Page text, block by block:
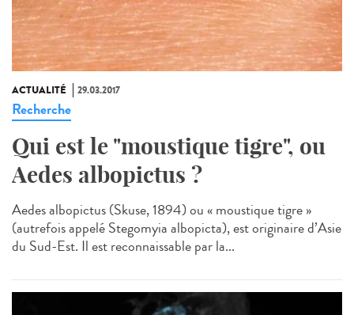
ACTUALITÉ 29.03.2017
Recherche
Qui est le "moustique tigre", ou
Aedes albopictus ?
Aedes albopictus (Skuse, 1894) ou « moustique tigre »
(autrefois appelé Stegomyia albopicta), est originaire d’Asie
du Sud-Est. Il est reconnaissable par la...